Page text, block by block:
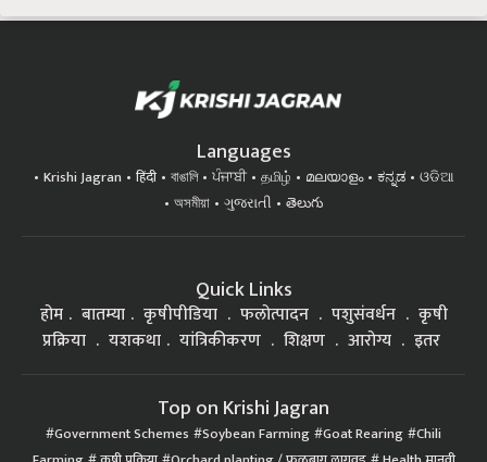
Languages
Krishi Jagran हिंदी বাঙালি ਪੰਜਾਬੀ தமிழ் മലയാളം ಕನ್ನಡ
ଓଡିଆ
অসমীয়া
ગુજરાતી తెలుగు
Quick Links
होम बातम्या कृषीपीडिया फलोत्पादन पशुसंवर्धन
कृषी
प्रक्रिया
यशकथा यांत्रिकीकरण शिक्षण आरोग्य इतर
Top on Krishi Jagran
Government Schemes Soybean Farming Goat Rearing Chili